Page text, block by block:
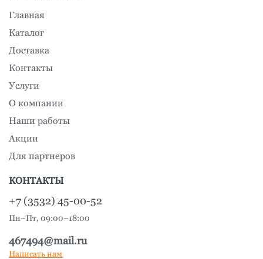
Главная
Каталог
Доставка
Контакты
Услуги
О компании
Наши работы
Акции
Для партнеров
КОНТАКТЫ
+7 (3532) 45-00-52
Пн–Пт, 09:00–18:00
467494@mail.ru
Написать нам